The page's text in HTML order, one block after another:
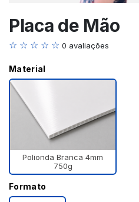
Placa de Mão
☆ ☆ ☆ ☆ ☆ 0 avaliações
Material
Polionda Branca 4mm
750g
Formato